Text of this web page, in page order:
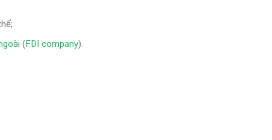
(FDI company).